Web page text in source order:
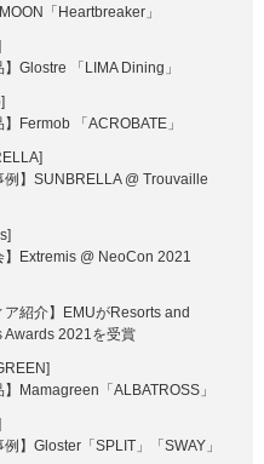
「Heartbreaker」
】Glostre 「LIMA Dining」
】Fermob 「ACROBATE」
例】SUNBRELLA @ Trouvaille
】Extremis @ NeoCon 2021
ア紹介】EMUがResorts and
Awards 2021を受賞
】Mamagreen「ALBATROSS」
例】Gloster「SPLIT」「SWAY」